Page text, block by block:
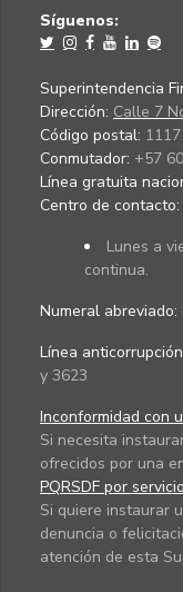
Síguenos:
Superintendencia
Dirección: Calle 7
Código postal:
Conmutador: +57
Línea gratuita
Centro de contacto:
Lunes a
continua.
Numeral abreviado:
Línea
y 3623
Inconformidad con
Si necesita
ofrecidos por una
PQRSDF por
Si quiere instaurar
denuncia o
atención de esta